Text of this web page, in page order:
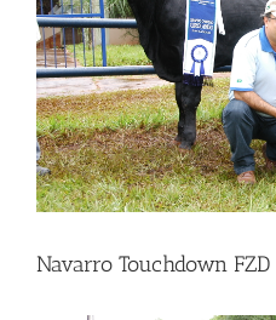
Navarro Touchdown FZD